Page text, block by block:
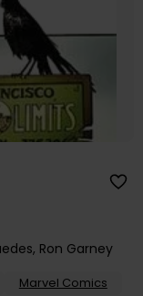
, Ron Garney
Marvel Comics